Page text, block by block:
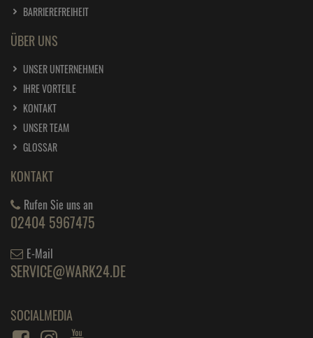
BARRIEREFREIHEIT
ÜBER UNS
UNSER UNTERNEHMEN
IHRE VORTEILE
KONTAKT
UNSER TEAM
GLOSSAR
KONTAKT
Rufen Sie uns an
02404 5967475
E-Mail
SERVICE@WARK24.DE
SOCIALMEDIA